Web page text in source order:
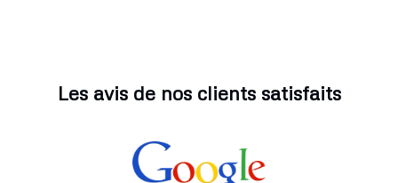
Les avis de nos clients satisfaits